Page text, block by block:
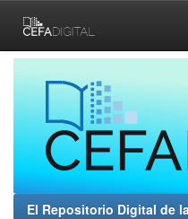
navigation
El Repositorio Digital de